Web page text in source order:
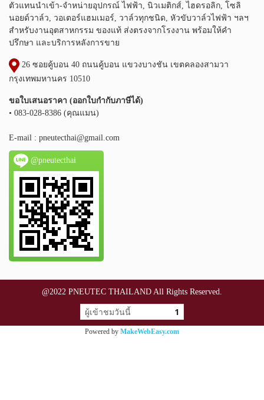
ตัวแทนนำเข้า-จำหน่ายอุปกรณ์ ไฟฟ้า, นิวเมติกส์, ไฮดรอลิก, โซลิ
นอยด์วาล์ว, วอเตอร์แฮมเมอร์, วาล์วทุกชนิด, หัวขับวาล์วไฟฟ้า ฯลฯ
สำหรับงานอุตสาหกรรม ของแท้ ส่งตรงจากโรงงาน พร้อมให้คำ
ปรึกษา และบริการหลังการขาย
26 ซอยคู้บอน 40 ถนนคู้บอน แขวงบางชัน เขตคลองสามวา
กรุงเทพมหานคร 10510
ขอใบเสนอราคา (ออกใบกำกับภาษีได้)
• 083-028-8386 (คุณแมน)
E-mail : pneutecthai@gmail.com
@pneutecthai
@2022 PNEUTEC THAILAND All Rights Reserved.
ผู้เข้าชมวันนี้ 1
Powered by MakeWebEasy.com